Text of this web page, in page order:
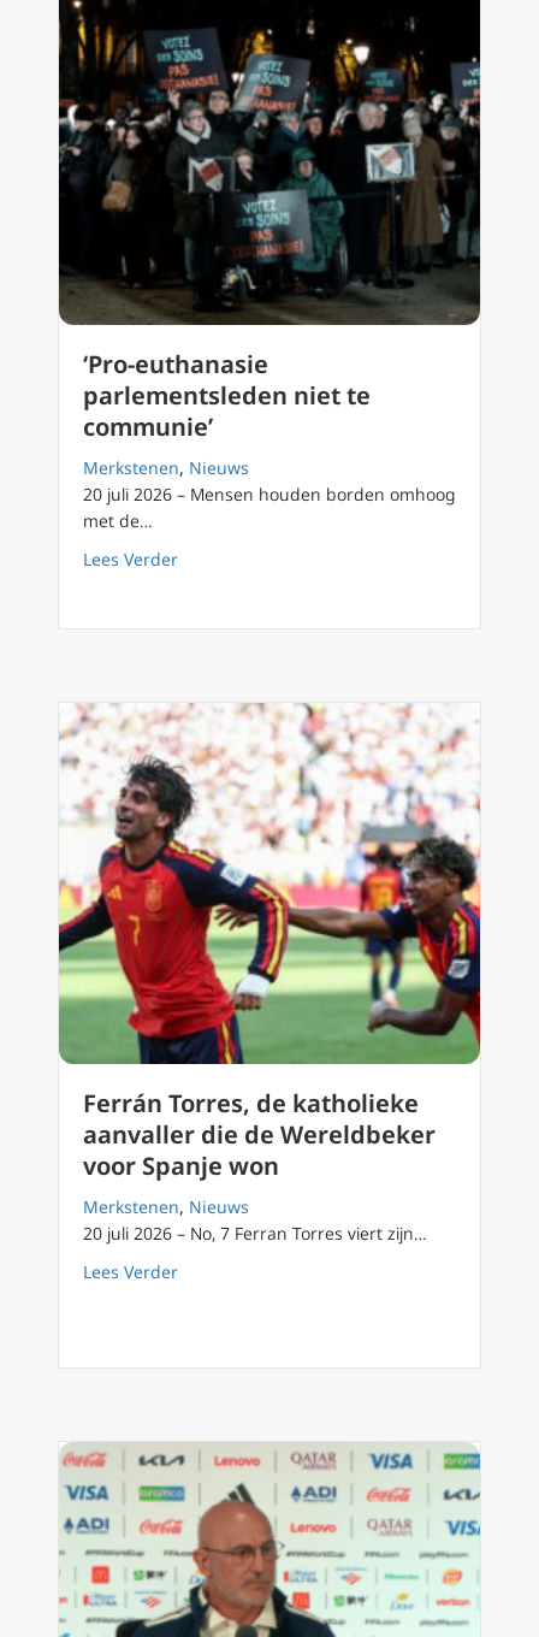
‘Pro-euthanasie
parlementsleden niet te
communie’
Merkstenen, Nieuws
20 juli 2026 – Mensen houden borden omhoog
met de…
Lees Verderabout ‘Pro-euthanasie parlementsleden niet
Ferrán Torres, de katholieke
aanvaller die de Wereldbeker
voor Spanje won
Merkstenen, Nieuws
20 juli 2026 – No, 7 Ferran Torres viert zijn…
Lees Verderabout Ferrán Torres, de katholieke